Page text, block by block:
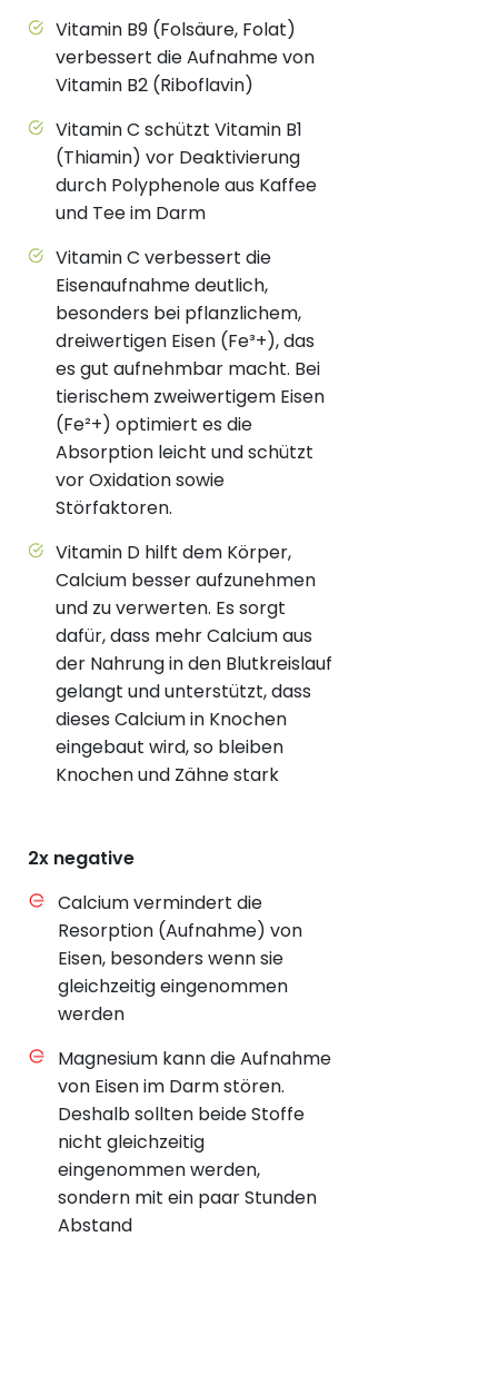
Vitamin B9 (Folsäure, Folat)
verbessert die Aufnahme von
Vitamin B2 (Riboflavin)
Vitamin C schützt Vitamin B1
(Thiamin) vor Deaktivierung
durch Polyphenole aus Kaffee
und Tee im Darm
Vitamin C verbessert die
Eisenaufnahme deutlich,
besonders bei pflanzlichem,
dreiwertigen Eisen (Fe³+), das
es gut aufnehmbar macht. Bei
tierischem zweiwertigem Eisen
(Fe²+) optimiert es die
Absorption leicht und schützt
vor Oxidation sowie
Störfaktoren.
Vitamin D hilft dem Körper,
Calcium besser aufzunehmen
und zu verwerten. Es sorgt
dafür, dass mehr Calcium aus
der Nahrung in den Blutkreislauf
gelangt und unterstützt, dass
dieses Calcium in Knochen
eingebaut wird, so bleiben
Knochen und Zähne stark
2x negative
Calcium vermindert die
Resorption (Aufnahme) von
Eisen, besonders wenn sie
gleichzeitig eingenommen
werden
Magnesium kann die Aufnahme
von Eisen im Darm stören.
Deshalb sollten beide Stoffe
nicht gleichzeitig
eingenommen werden,
sondern mit ein paar Stunden
Abstand